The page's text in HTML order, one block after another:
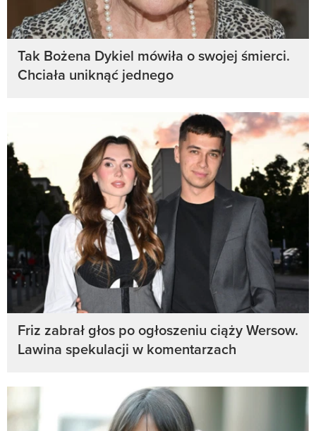
Tak Bożena Dykiel mówiła o swojej śmierci.
Chciała uniknąć jednego
Friz zabrał głos po ogłoszeniu ciąży Wersow.
Lawina spekulacji w komentarzach